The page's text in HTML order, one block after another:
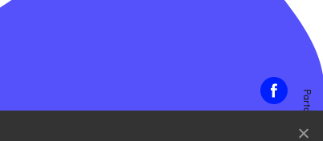
Partager